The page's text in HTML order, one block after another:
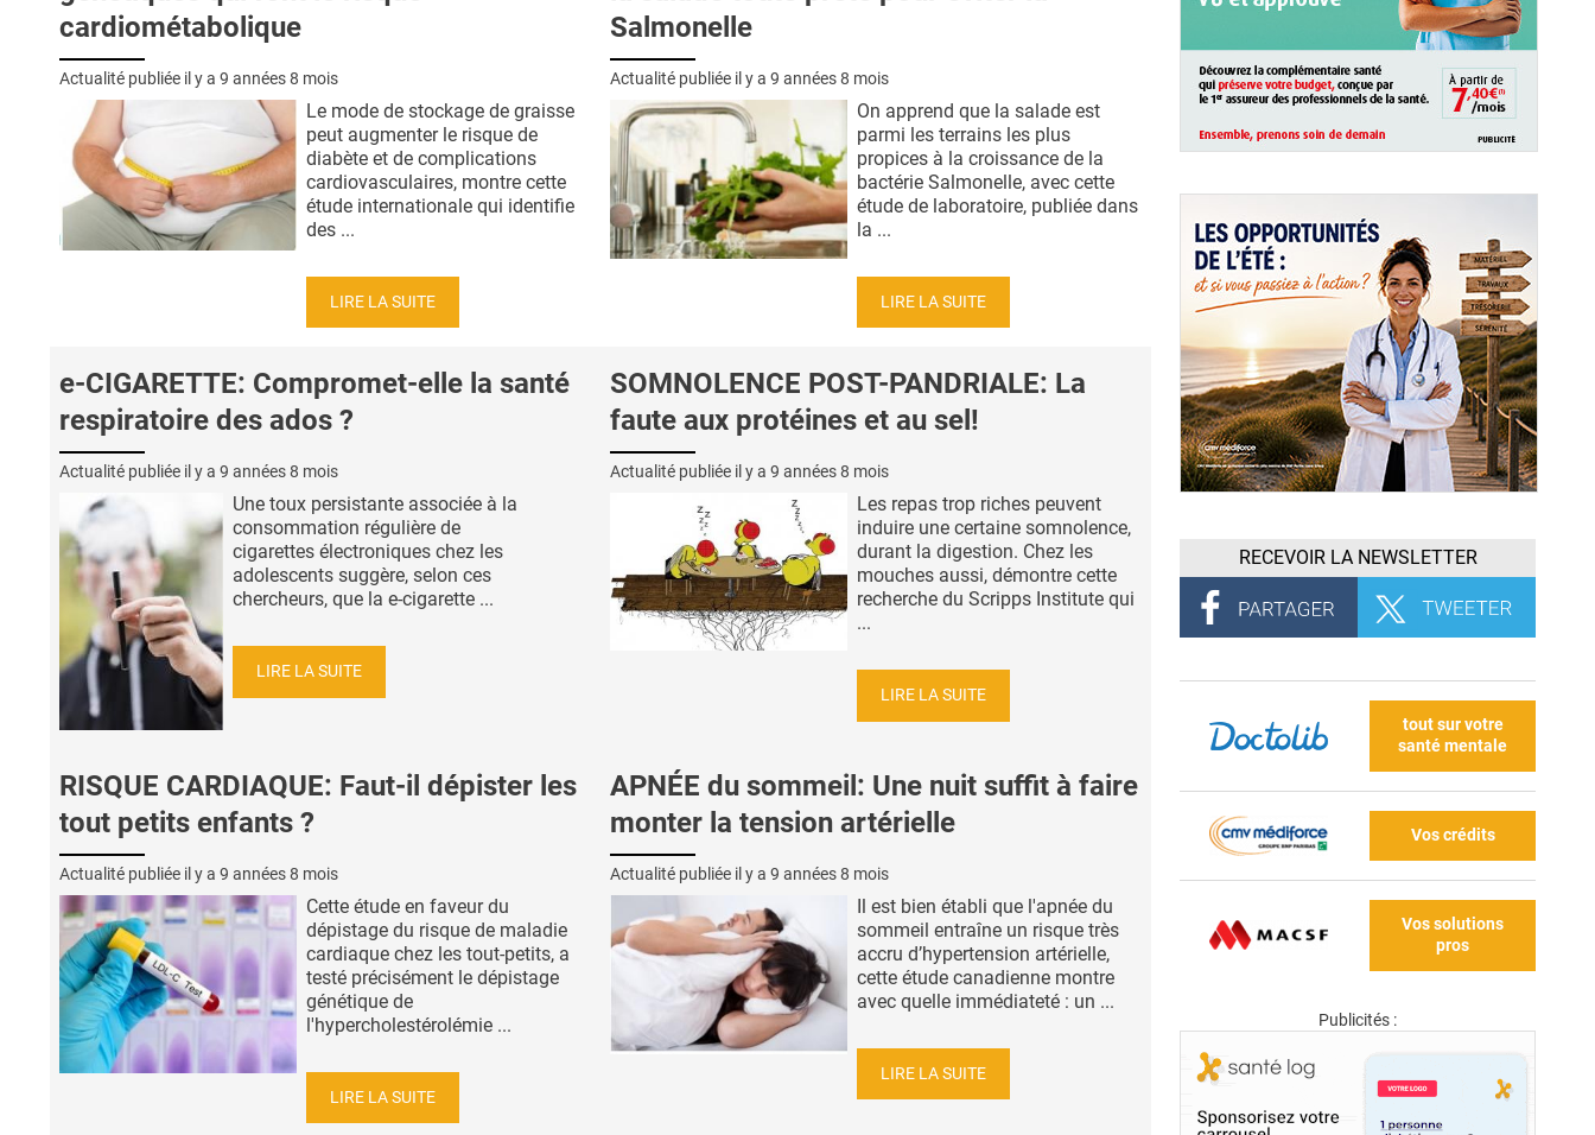
cardiométabolique
Actualité publiée il y a 9 années 8 mois
Le mode de stockage de graisse
peut augmenter le risque de
diabète et de complications
cardiovasculaires, montre cette
étude internationale qui identifie
des ...
LIRE LA SUITE
Salmonelle
Actualité publiée il y a 9 années 8 mois
On apprend que la salade est
parmi les terrains les plus
propices à la croissance de la
bactérie Salmonelle, avec cette
étude de laboratoire, publiée dans
la ...
LIRE LA SUITE
e-CIGARETTE: Compromet-elle la santé
respiratoire des ados ?
Actualité publiée il y a 9 années 8 mois
Une toux persistante associée à la
consommation régulière de
cigarettes électroniques chez les
adolescents suggère, selon ces
chercheurs, que la e-cigarette ...
LIRE LA SUITE
SOMNOLENCE POST-PANDRIALE: La
faute aux protéines et au sel!
Actualité publiée il y a 9 années 8 mois
Les repas trop riches peuvent
induire une certaine somnolence,
durant la digestion. Chez les
mouches aussi, démontre cette
recherche du Scripps Institute qui
...
LIRE LA SUITE
RISQUE CARDIAQUE: Faut-il dépister les
tout petits enfants ?
Actualité publiée il y a 9 années 8 mois
Cette étude en faveur du
dépistage du risque de maladie
cardiaque chez les tout-petits, a
testé précisément le dépistage
génétique de
l'hypercholestérolémie ...
LIRE LA SUITE
APNÉE du sommeil: Une nuit suffit à faire
monter la tension artérielle
Actualité publiée il y a 9 années 8 mois
Il est bien établi que l'apnée du
sommeil entraîne un risque très
accru d’hypertension artérielle,
cette étude canadienne montre
avec quelle immédiateté : un ...
LIRE LA SUITE
RECEVOIR LA NEWSLETTER
tout sur votre
santé mentale
Vos crédits
Vos solutions
pros
Publicités :